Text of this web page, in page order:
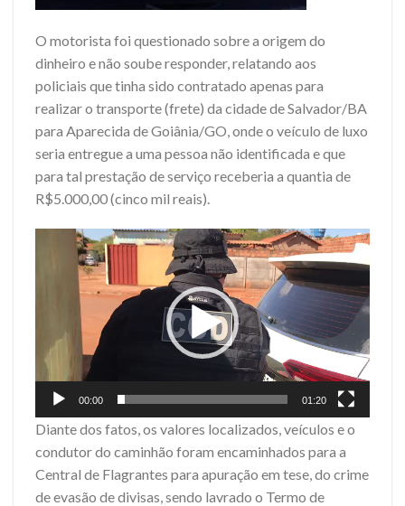
O motorista foi questionado sobre a origem do
dinheiro e não soube responder, relatando aos
policiais que tinha sido contratado apenas para
realizar o transporte (frete) da cidade de Salvador/BA
para Aparecida de Goiânia/GO, onde o veículo de luxo
seria entregue a uma pessoa não identificada e que
para tal prestação de serviço receberia a quantia de
R$5.000,00 (cinco mil reais).
Tocador
00:00 01:20
Diante dos fatos, os valores localizados, veículos e o
condutor do caminhão foram encaminhados para a
Central de Flagrantes para apuração em tese, do crime
de evasão de divisas, sendo lavrado o Termo de